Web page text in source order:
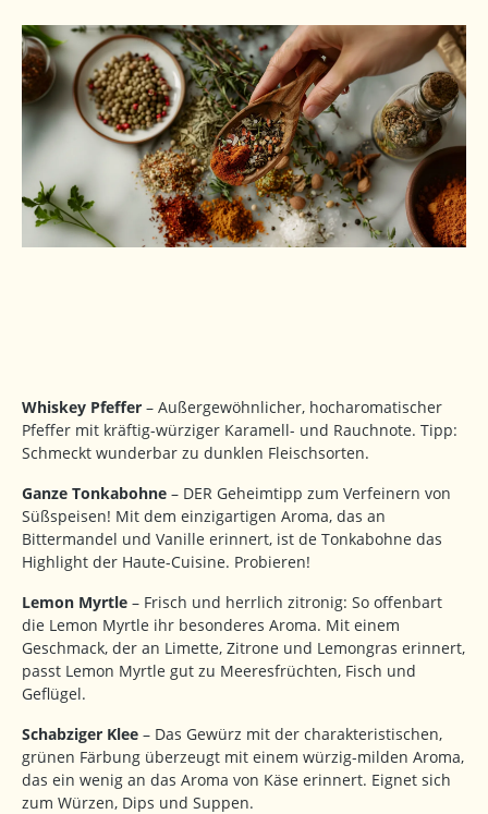
Whiskey Pfeffer – Außergewöhnlicher, hocharomatischer
Pfeffer mit kräftig-würziger Karamell- und Rauchnote. Tipp:
Schmeckt wunderbar zu dunklen Fleischsorten.
Ganze Tonkabohne – DER Geheimtipp zum Verfeinern von
Süßspeisen! Mit dem einzigartigen Aroma, das an
Bittermandel und Vanille erinnert, ist de Tonkabohne das
Highlight der Haute-Cuisine. Probieren!
Lemon Myrtle – Frisch und herrlich zitronig: So offenbart
die Lemon Myrtle ihr besonderes Aroma. Mit einem
Geschmack, der an Limette, Zitrone und Lemongras erinnert,
passt Lemon Myrtle gut zu Meeresfrüchten, Fisch und
Geflügel.
Schabziger Klee – Das Gewürz mit der charakteristischen,
grünen Färbung überzeugt mit einem würzig-milden Aroma,
das ein wenig an das Aroma von Käse erinnert. Eignet sich
zum Würzen, Dips und Suppen.